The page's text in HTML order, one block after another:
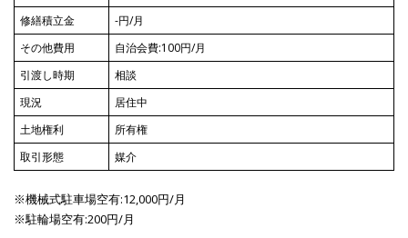
修繕積立金
-円/月
その他費用
自治会費:100円/月
引渡し時期
相談
現況
居住中
土地権利
所有権
取引形態
媒介
※機械式駐車場空有:12,000円/月
※駐輪場空有:200円/月